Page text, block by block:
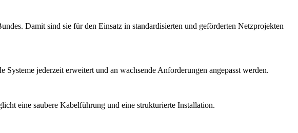
Damit sind sie für den Einsatz in standardisierten und geförderten Netzprojekten
jederzeit erweitert und an wachsende Anforderungen angepasst werden.
eine saubere Kabelführung und eine strukturierte Installation.